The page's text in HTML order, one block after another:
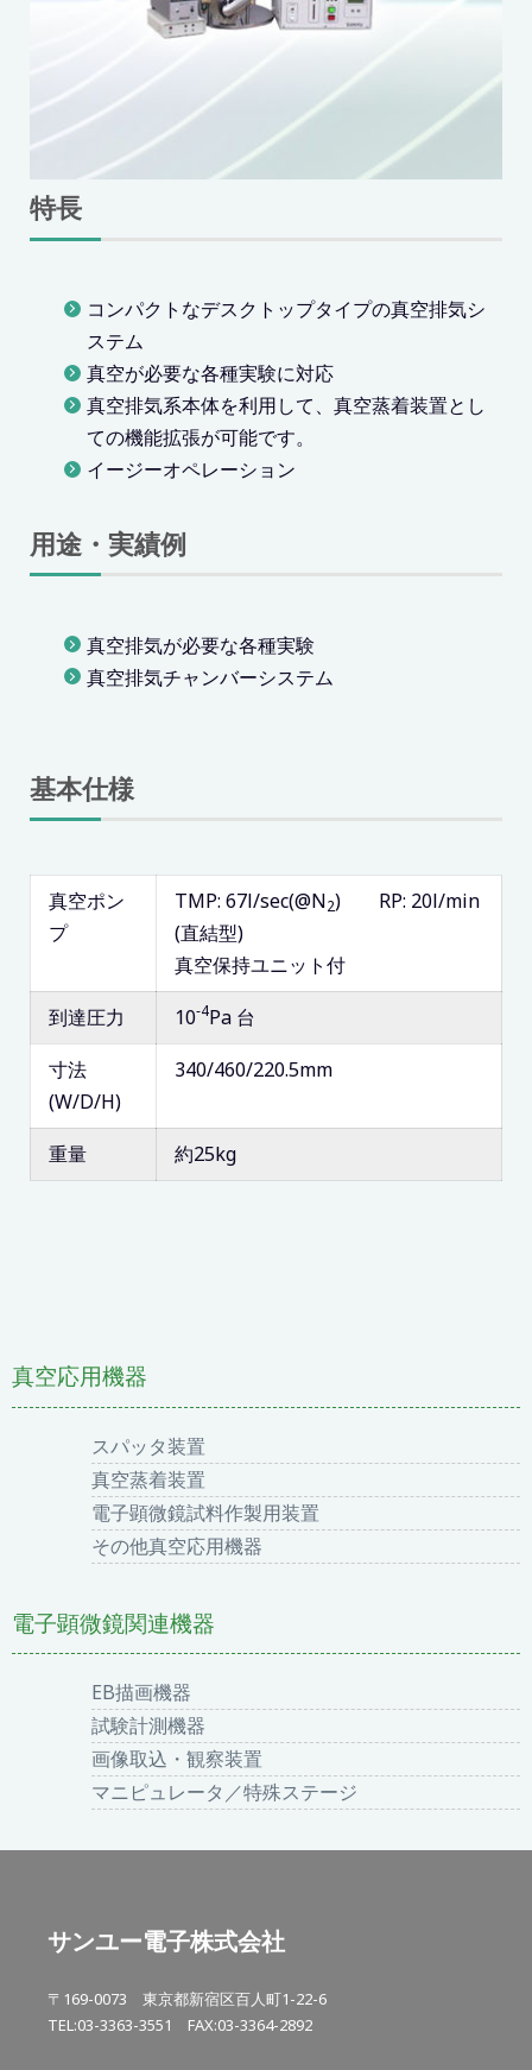
特長
コンパクトなデスクトップタイプの真空排気シ
ステム
真空が必要な各種実験に対応
真空排気系本体を利用して、真空蒸着装置とし
ての機能拡張が可能です。
イージーオペレーション
用途・実績例
真空排気が必要な各種実験
真空排気チャンバーシステム
基本仕様
真空ポン
プ
TMP: 67l/sec(@N2) RP: 20l/min
(直結型)
真空保持ユニット付
到達圧力
10‐4Pa 台
寸法
(W/D/H)
340/460/220.5mm
重量 約25kg
真空応用機器
スパッタ装置
真空蒸着装置
電子顕微鏡試料作製用装置
その他真空応用機器
電子顕微鏡関連機器
EB描画機器
試験計測機器
画像取込・観察装置
マニピュレータ／特殊ステージ
サンユー電子株式会社
〒169-0073 東京都新宿区百人町1-22-6
TEL:03-3363-3551 FAX:03-3364-2892